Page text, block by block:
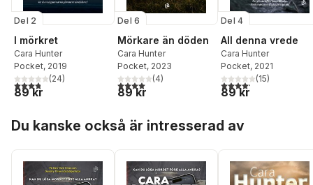
Del 2
I mörkret
Cara Hunter
Pocket, 2019
3,8utav 5 stjärnor. Totalt antal röster:
(24)
89 kr
Del 6
Mörkare än döden
Cara Hunter
Pocket, 2023
4,0utav 5 stjärnor. Totalt antal röster:
(4)
89 kr
Del 4
All denna vrede
Cara Hunter
Pocket, 2021
4,2utav 5 stjärnor.
(15)
89 kr
Du kanske också är intresserad av